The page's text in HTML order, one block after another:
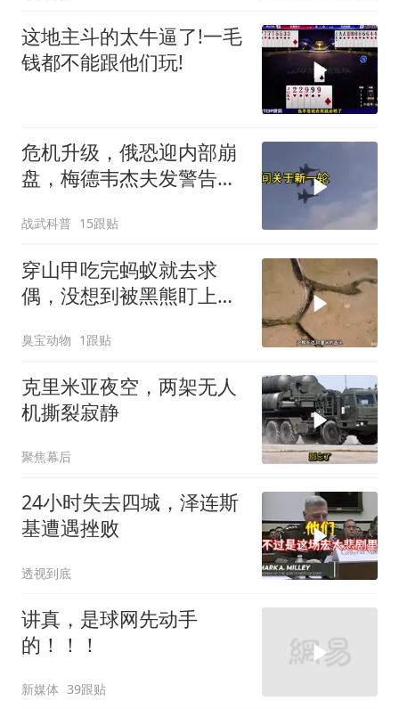
这地主斗的太牛逼了!一毛
钱都不能跟他们玩!
危机升级，俄恐迎内部崩
盘，梅德韦杰夫发警告，
战武科普 15跟贴
穿山甲吃完蚂蚁就去求
偶，没想到被黑熊盯上
臭宝动物 1跟贴
克里米亚夜空，两架无人
机撕裂寂静
聚焦幕后
24小时失去四城，泽连斯
基遭遇挫败
透视到底
讲真，是球网先动手
的！！！
新媒体 39跟贴